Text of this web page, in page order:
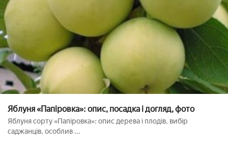
Яблуня «Папіровка»: опис, посадка і догляд, фото
Яблуня сорту «Папіровка»: опис дерева і плодів, вибір
саджанців, особлив ...